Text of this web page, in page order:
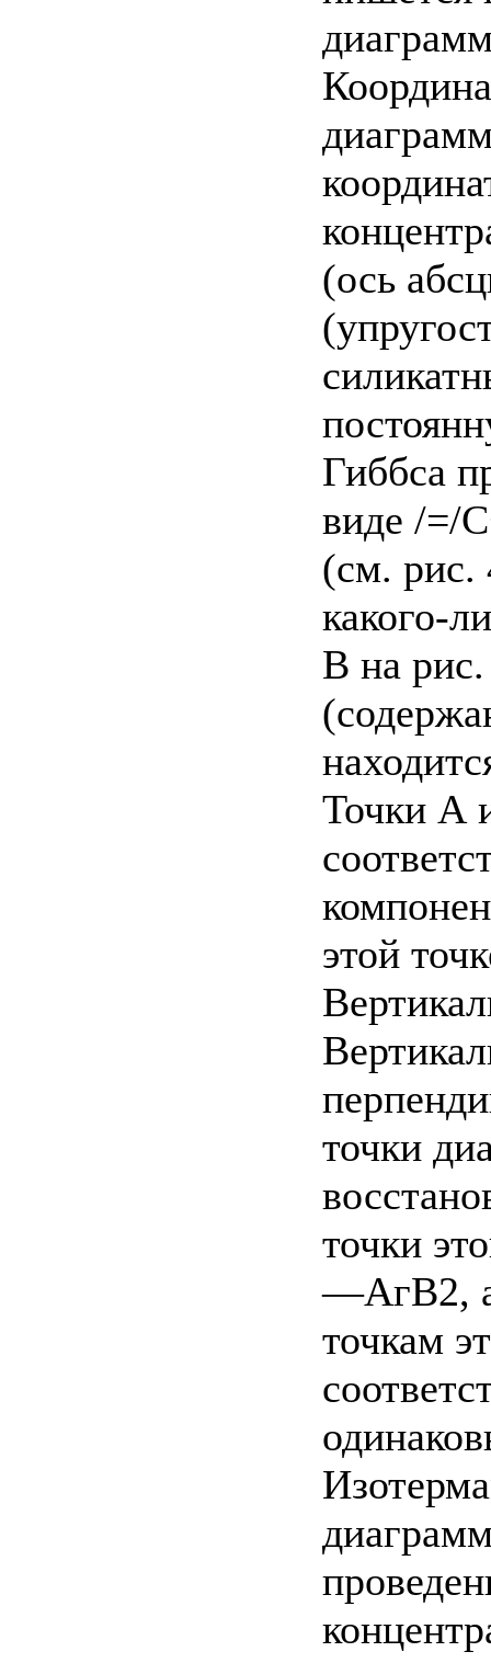
(ось
Гиббса
виде /=/
(см. рис.
какого-
В на
Точки А
этой
точки
точки
—АгВ2,
точкам